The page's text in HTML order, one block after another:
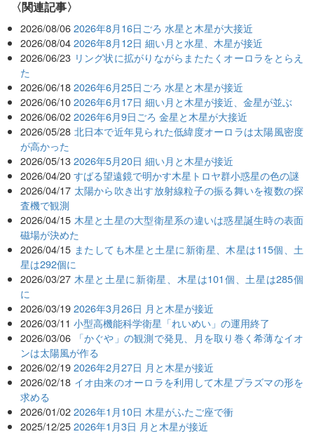
関連記事
2026/08/06 2026年8月16日ごろ 水星と木星が大接近
2026/08/04 2026年8月12日 細い月と水星、木星が接近
2026/06/23 リング状に拡がりながらまたたくオーロラをとらえ
た
2026/06/18 2026年6月25日ごろ 水星と木星が接近
2026/06/10 2026年6月17日 細い月と木星が接近、金星が並ぶ
2026/06/02 2026年6月9日ごろ 金星と木星が大接近
2026/05/28 北日本で近年見られた低緯度オーロラは太陽風密度
が高かった
2026/05/13 2026年5月20日 細い月と木星が接近
2026/04/20 すばる望遠鏡で明かす木星トロヤ群小惑星の色の謎
2026/04/17 太陽から吹き出す放射線粒子の振る舞いを複数の探
査機で観測
2026/04/15 木星と土星の大型衛星系の違いは惑星誕生時の表面
磁場が決めた
2026/04/15 またしても木星と土星に新衛星、木星は115個、土
星は292個に
2026/03/27 木星と土星に新衛星、木星は101個、土星は285個
に
2026/03/19 2026年3月26日 月と木星が接近
2026/03/11 小型高機能科学衛星「れいめい」の運用終了
2026/03/06
「かぐや」の観測で発見、月を取り巻く希薄なイオ
ンは太陽風が作る
2026/02/19 2026年2月27日 月と木星が接近
2026/02/18 イオ由来のオーロラを利用して木星プラズマの形を
求める
2026/01/02 2026年1月10日 木星がふたご座で衝
2025/12/25 2026年1月3日 月と木星が接近